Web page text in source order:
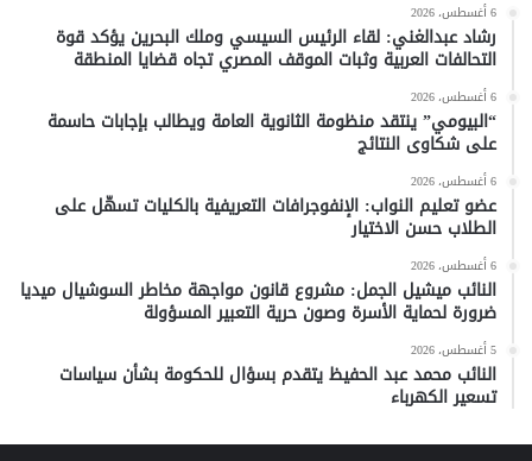
6 أغسطس، 2026
رشاد عبدالغني: لقاء الرئيس السيسي وملك البحرين يؤكد قوة
التحالفات العربية وثبات الموقف المصري تجاه قضايا المنطقة
6 أغسطس، 2026
“البيومي” ينتقد منظومة الثانوية العامة ويطالب بإجابات حاسمة
على شكاوى النتائج
6 أغسطس، 2026
عضو تعليم النواب: الإنفوجرافات التعريفية بالكليات تسهّل على
الطلاب حسن الاختيار
6 أغسطس، 2026
النائب ميشيل الجمل: مشروع قانون مواجهة مخاطر السوشيال ميديا
ضرورة لحماية الأسرة وصون حرية التعبير المسؤولة
5 أغسطس، 2026
النائب محمد عبد الحفيظ يتقدم بسؤال للحكومة بشأن سياسات
تسعير الكهرباء